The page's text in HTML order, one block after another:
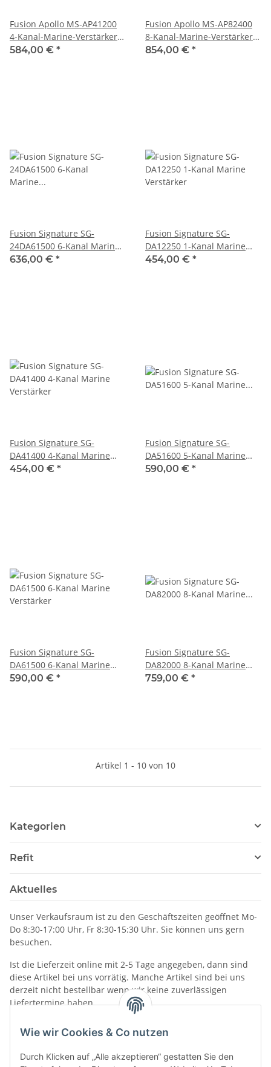
Wie wir Cookies & Co nutzen
Durch Klicken auf „Alle akzeptieren“ gestatten Sie den
Fusion Apollo MS-AP41200
4-Kanal-Marine-Verstärker
1200 W, 1025-00504
584,00 € *
Fusion Apollo MS-AP82400
8-Kanal-Marine-Verstärker
2400 W, 1025-00508
854,00 € *
Fusion Signature SG-
24DA61500 6-Kanal Marine
Verstärker 24V
636,00 € *
Fusion Signature SG-
DA12250 1-Kanal Marine
Verstärker
454,00 € *
Fusion Signature SG-
DA41400 4-Kanal Marine
Verstärker
454,00 € *
Fusion Signature SG-
DA51600 5-Kanal Marine
Verstärker, 010-01968-00
590,00 € *
Fusion Signature SG-
DA61500 6-Kanal Marine
Verstärker
590,00 € *
Fusion Signature SG-
DA82000 8-Kanal Marine
Verstärker, 010-02162-00
759,00 € *
Artikel 1 - 10 von 10
Kategorien
Refit
Aktuelles
Unser Verkaufsraum ist zu den Geschäftszeiten geöffnet Mo-
Do 8:30-17:00 Uhr, Fr 8:30-15:30 Uhr. Sie können uns gern
besuchen.
Ist die Lieferzeit online mit 2-5 Tage angegeben, dann sind
diese Artikel bei uns vorrätig. Manche Artikel sind bei uns
derzeit nicht bestellbar wenn wir keine zuverlässigen
Liefertermine haben.